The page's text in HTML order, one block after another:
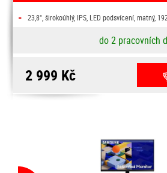
- 23,8", širokoúhlý, IPS, LED podsvícení, matný,
do 2 pracovních
2 999 Kč